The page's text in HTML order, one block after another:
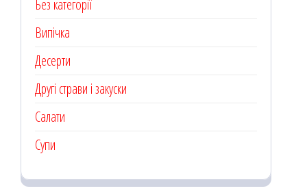
Без категорії
Випічка
Десерти
Другі страви і закуски
Салати
Супи